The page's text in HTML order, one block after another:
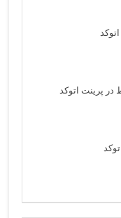
پرینت اتوکد